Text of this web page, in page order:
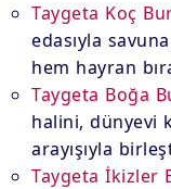
Taygeta Koç
edasıyla
hem hayran
Taygeta Boğa
halini, dünyevi
arayışıyla
Taygeta İkizler